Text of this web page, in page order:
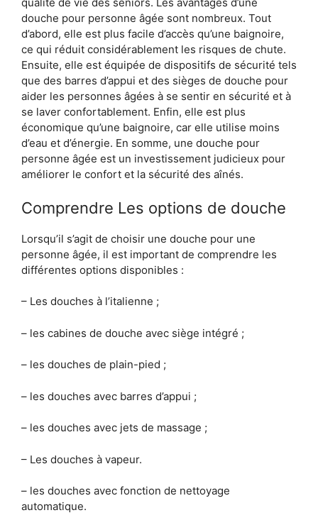
douche pour personne âgée sont nombreux. Tout
d’abord, elle est plus facile d’accès qu’une baignoire,
ce qui réduit considérablement les risques de chute.
Ensuite, elle est équipée de dispositifs de sécurité tels
que des barres d’appui et des sièges de douche pour
aider les personnes âgées à se sentir en sécurité et à
se laver confortablement. Enfin, elle est plus
économique qu’une baignoire, car elle utilise moins
d’eau et d’énergie. En somme, une douche pour
personne âgée est un investissement judicieux pour
améliorer le confort et la sécurité des aînés.
Comprendre Les options de douche
Lorsqu’il s’agit de choisir une douche pour une
personne âgée, il est important de comprendre les
différentes options disponibles :
– Les douches à l’italienne ;
– les cabines de douche avec siège intégré ;
– les douches de plain-pied ;
– les douches avec barres d’appui ;
– les douches avec jets de massage ;
– Les douches à vapeur.
– les douches avec fonction de nettoyage
automatique.